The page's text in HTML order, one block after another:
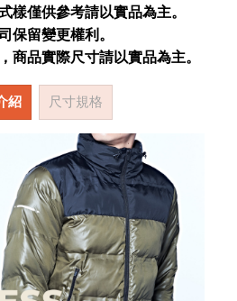
樣僅供參考請以實品為主。
保留變更權利。
商品實際尺寸請以實品為主。
紹 尺寸規格